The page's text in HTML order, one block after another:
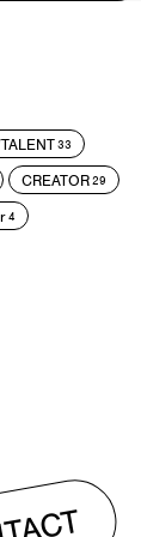
33
CREATOR29
4